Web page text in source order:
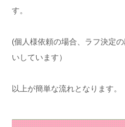
す。
(個人様依頼の場合、ラフ決定
いしています）
以上が簡単な流れとなります。